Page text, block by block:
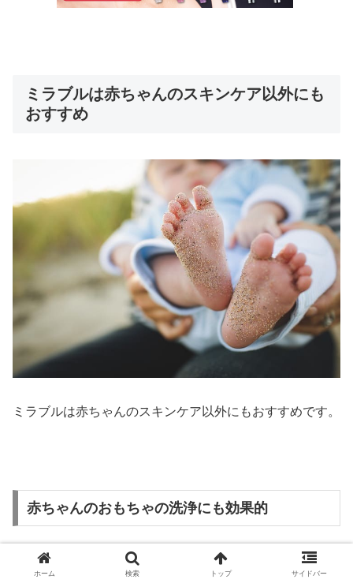
ミラブルは赤ちゃんのスキンケア以外にも
おすすめ
ミラブルは赤ちゃんのスキンケア以外にもおすすめです。
赤ちゃんのおもちゃの洗浄にも効果的
赤ちゃんが遊ぶおもちゃは、たくさん舐めて、触って、あ
ホーム 検索 トップ サイドバー